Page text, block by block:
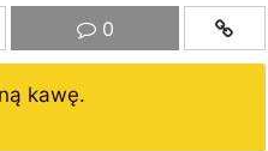
0
kawę.